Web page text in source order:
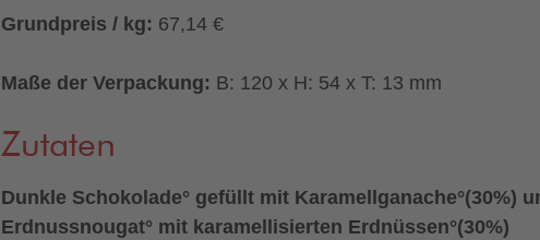
Grundpreis / kg: 67,14 €
Maße der Verpackung: B: 120 x H: 54 x T: 13 mm
Zutaten
Dunkle Schokolade° gefüllt mit Karamellganache°(30%)
Erdnussnougat° mit karamellisierten Erdnüssen°(30%)